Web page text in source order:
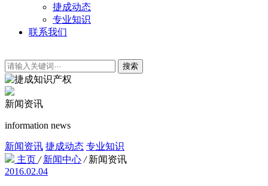
捷成动态
专业知识
联系我们
搜索
新闻资讯
information news
新闻资讯 捷成动态 专业知识
主页 / 新闻中心 / 新闻资讯
2016.02.04